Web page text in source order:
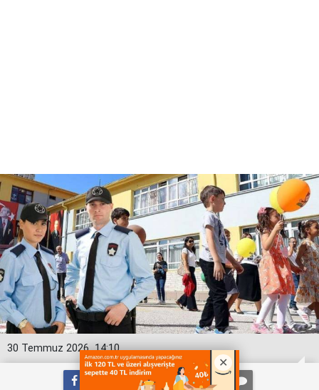
14:10
30 Temmuz 2026